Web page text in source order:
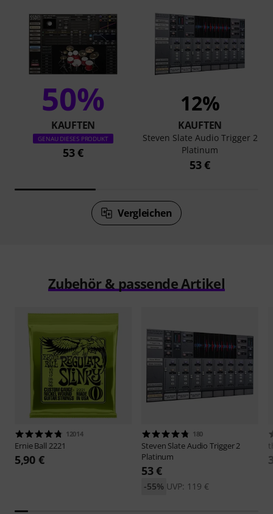
50%
KAUFTEN
GENAU DIESES PRODUKT
53 €
12%
KAUFTEN
Steven Slate Audio Trigger 2
Platinum
53 €
Vergleichen
Zubehör & passende Artikel
12014
Ernie Ball 2221
5,90 €
180
Steven Slate AudioTrigger 2
Platinum
53 €
UVP: 119 €
-55%